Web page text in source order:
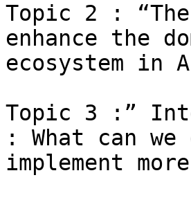
Topic 2 :
enhance the
ecosystem in
Topic 3 :”
: What can
implement